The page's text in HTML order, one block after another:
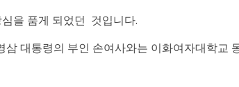
을 품게 되었던 것입니다.
삼 대통령의 부인 손여사와는 이화여자대학교